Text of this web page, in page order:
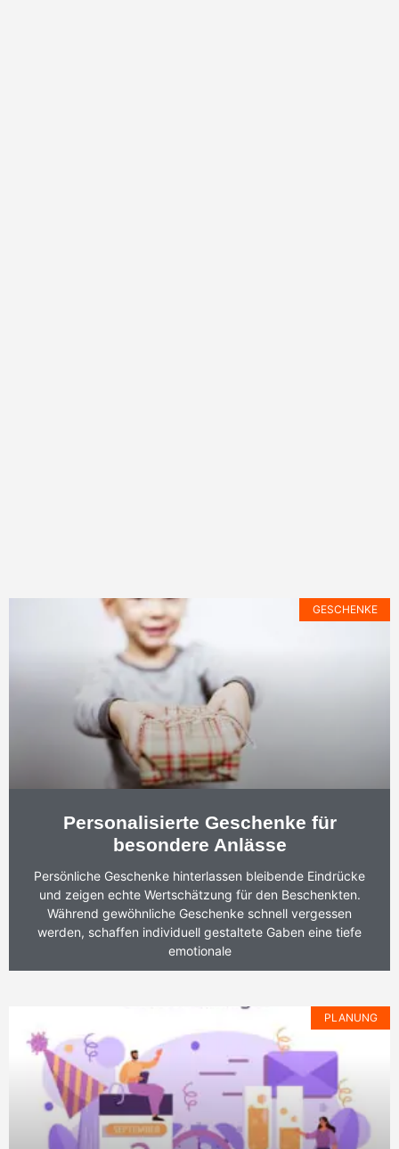
GESCHENKE
Personalisierte Geschenke für
besondere Anlässe
Persönliche Geschenke hinterlassen bleibende Eindrücke
und zeigen echte Wertschätzung für den Beschenkten.
Während gewöhnliche Geschenke schnell vergessen
werden, schaffen individuell gestaltete Gaben eine tiefe
emotionale
PLANUNG